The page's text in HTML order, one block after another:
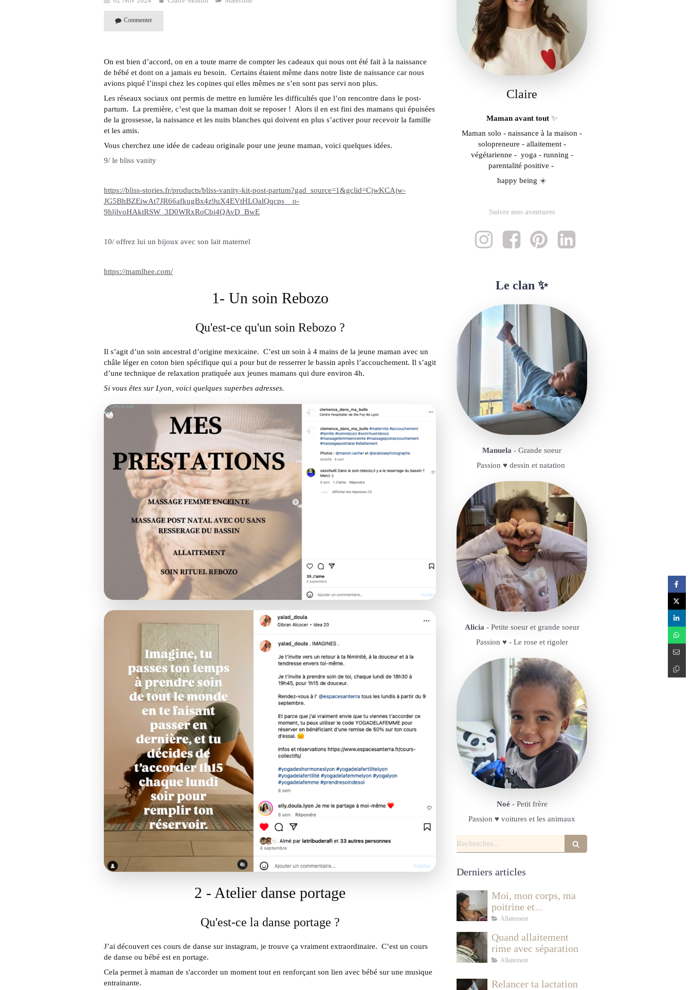
Commenter
On est bien d’accord, on en a toute marre de compter les cadeaux qui nous ont été fait à la naissance
de bébé et dont on a jamais eu besoin. Certains étaient même dans notre liste de naissance car nous
avions piqué l’inspi chez les copines qui elles mêmes ne s’en sont pas servi non plus.
Les réseaux sociaux ont permis de mettre en lumière les difficultés que l’on rencontre dans le post-
partum. La première, c’est que la maman doit se reposer ! Alors il en est fini des mamans qui épuisées
de la grossesse, la naissance et les nuits blanches qui doivent en plus s’activer pour recevoir la famille
et les amis.
Vous cherchez une idée de cadeau originale pour une jeune maman, voici quelques idées.
9/ le bliss vanity
https://bliss-stories.fr/products/bliss-vanity-kit-post-partum?gad_source=1&gclid=CjwKCAjw-
JG5BhBZEiwAt7JR66afkugBx4z9uX4EVtHLOalQqcps__o-
9hljlvoHAktRSW_3D0WRxRoCbi4QAvD_BwE
10/ offrez lui un bijoux avec son lait maternel
https://mamlhee.com/
1- Un soin Rebozo
Qu'est-ce qu'un soin Rebozo ?
Il s’agit d’un soin ancestral d’origine mexicaine. C’est un soin à 4 mains de la jeune maman avec un
châle léger en coton bien spécifique qui a pour but de resserrer le bassin après l’accouchement. Il s’agit
d’une technique de relaxation pratiquée aux jeunes mamans qui dure environ 4h.
Si vous êtes sur Lyon, voici quelques superbes adresses.
2 - Atelier danse portage
Qu'est-ce la danse portage ?
J’ai découvert ces cours de danse sur instagram, je trouve ça vraiment extraordinaire. C’est un cours
de danse ou bébé est en portage.
Cela permet à maman de s'accorder un moment tout en renforçant son lien avec bébé sur une musique
entrainante.
Claire
Maman avant tout ✨
Maman solo - naissance à la maison -
solopreneure - allaitement -
végétarienne - yoga - running -
parentalité positive -
happy being ☀️
Suivre mes aventures
Le clan ✨
Manuela - Grande soeur
Passion ♥️ dessin et natation
Alicia - Petite soeur et grande soeur
Passion ♥️ - Le rose et rigoler
Noé- Petit frère
Passion ♥️ voitures et les animaux
Rechercher
Derniers articles
Moi, mon corps, ma
poitrine et
l'allaitement
Allaitement
Quand allaitement
rime avec séparation
Allaitement
Relancer ta lactation